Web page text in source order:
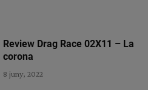
Review Drag Race 02X11 – La
corona
8 juny, 2022